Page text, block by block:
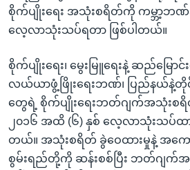
စိုက်ပျိုးရေး အသုံးစရိတ်ကို ကမ္ဘာ့
လေ့လာသုံးသပ်ရတာ ဖြစ်ပါတယ်။
စိုက်ပျိုးရေး၊ မွေးမြူရေးနဲ့ ဆည်မြောင်း
လယ်ယာဖွံ့ဖြိုးရေးဘဏ်၊ ပြည်နယ်နဲ့တို
တွေရဲ့ စိုက်ပျိုးရေးဘတ်ဂျက်အသုံးစ
၂၀၁၆ အထိ (၆) နှစ် လေ့လာသုံးသပ်ထာ
တယ်။ အသုံးစရိတ် ခွဲဝေထားမှုနဲ့ အက
စွမ်းရည်တို့ကို ဆန်းစစ်ပြီး ဘတ်ဂျက်အ